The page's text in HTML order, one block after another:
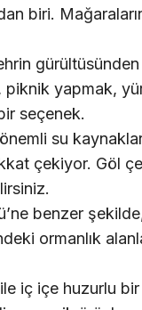
biri.
piknik yapmak,
seçenek.
su
çekiyor. Göl
benzer
ormanlık
iç içe huzurlu